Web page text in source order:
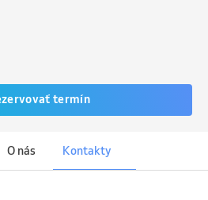
termín
O nás Kontakty